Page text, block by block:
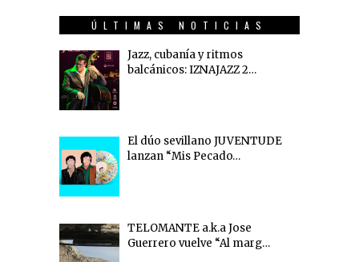
ÚLTIMAS NOTICIAS
Jazz, cubanía y ritmos
balcánicos: IZNAJAZZ 2…
El dúo sevillano JUVENTUDE
lanzan “Mis Pecado…
TELOMANTE a.k.a Jose
Guerrero vuelve “Al marg…